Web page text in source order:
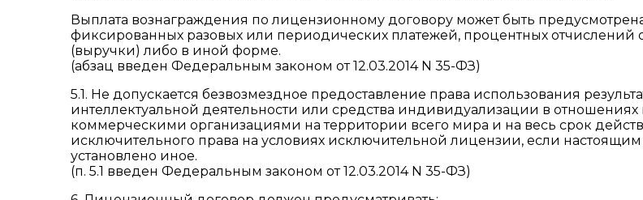
Выплата вознаграждения по лицензионному договору может быть
фиксированных разовых или периодических платежей, процентных отчислений
(выручки) либо в иной форме.
(абзац введен Федеральным законом от 12.03.2014 N 35-ФЗ)
5.1. Не допускается безвозмездное предоставление права использования
интеллектуальной деятельности или средства индивидуализации в
коммерческими организациями на территории всего мира и на весь срок
исключительного права на условиях исключительной лицензии, если
установлено иное.
(п. 5.1 введен Федеральным законом от 12.03.2014 N 35-ФЗ)